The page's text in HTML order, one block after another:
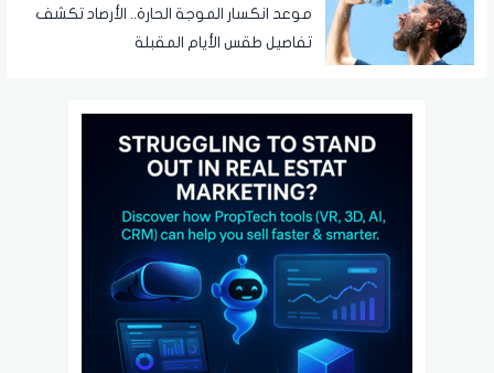
موعد انكسار الموجة الحارة.. الأرصاد تكشف
تفاصيل طقس الأيام المقبلة